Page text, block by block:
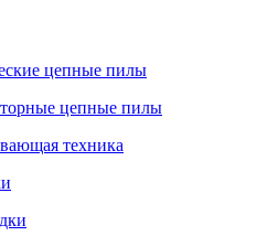
цепные пилы
цепные пилы
техника